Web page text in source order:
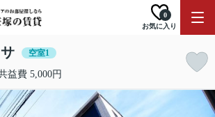
お気に入り
0
空室1
益費 5,000円